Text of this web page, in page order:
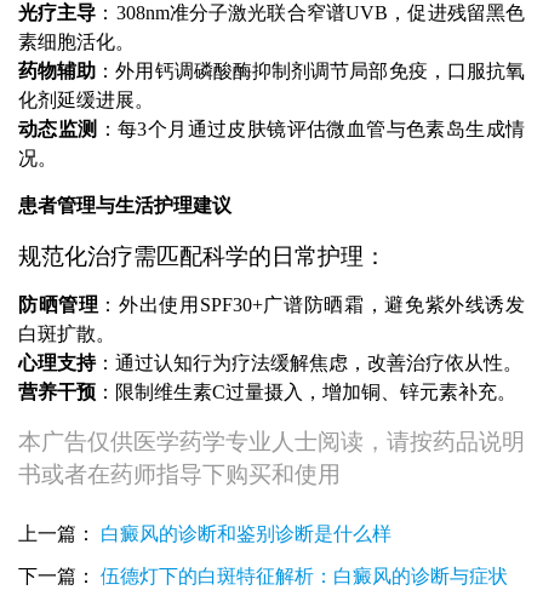
光疗主导 ：308nm准分子激光联合窄谱UVB，促进残留黑色
素细胞活化。
药物辅助 ：外用钙调磷酸酶抑制剂调节局部免疫，口服抗氧
化剂延缓进展。
动态监测
：每3个月通过皮肤镜评估微血管与色素岛生成情
况。
患者管理与生活护理建议
规范化治疗需匹配科学的日常护理：
防晒管理 ：外出使用SPF30+广谱防晒霜，避免紫外线诱发
白斑扩散。
心理支持：通过认知行为疗法缓解焦虑，改善治疗依从性。
营养干预：限制维生素C过量摄入，增加铜、锌元素补充。
本广告仅供医学药学专业人士阅读，请按药品说明
书或者在药师指导下购买和使用
上一篇： 白癜风的诊断和鉴别诊断是什么样
下一篇： 伍德灯下的白斑特征解析：白癜风的诊断与症状